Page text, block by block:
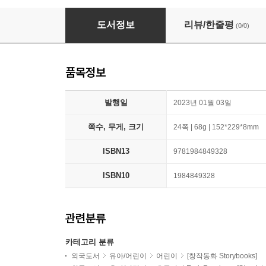
Step Into Reading 1 : DC Super Friends :
도서정보 리뷰/한줄평 (0/0)
품목정보
발행일 2023년 01월 03일
쪽수, 무게, 크기 24쪽 | 68g | 152*229*8mm
ISBN13 9781984849328
ISBN10 1984849328
관련분류
카테고리 분류
외국도서 유아/어린이 어린이
[창작동화 Storybooks]